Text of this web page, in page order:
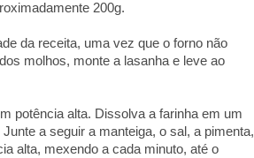
200g.
da receita, uma vez que o forno não
molhos, monte a lasanha e leve ao
potência alta. Dissolva a farinha em um
a seguir a manteiga, o sal, a pimenta,
alta, mexendo a cada minuto, até o